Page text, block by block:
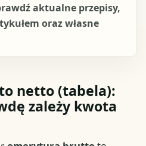
aktualne przepisy,
oraz własne
netto (tabela):
zależy kwota